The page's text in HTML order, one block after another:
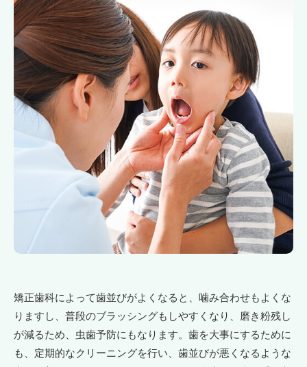
矯正歯科によって歯並びがよくなると、噛み合わせもよくな
りますし、普段のブラッシングもしやすくなり、磨き粉残し
が減るため、虫歯予防にもなります。歯を大事にするために
も、定期的なクリーニングを行い、歯並びが悪くなるような